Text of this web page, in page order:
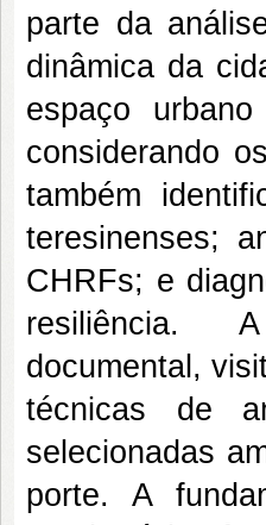
parte da
dinâmica da
espaço
considerando
também
teresinenses;
CHRFs; e
resiliência. A
documental,
técnicas de
selecionadas
porte. A